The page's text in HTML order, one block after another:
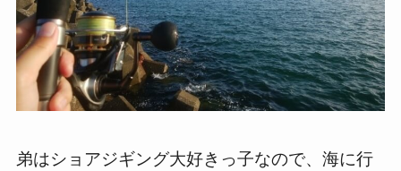
弟はショアジギング大好きっ子なので、海に行